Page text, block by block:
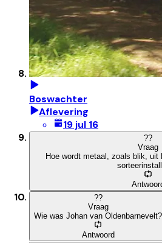
Boswachter
Aflevering
19 jul 16
??
Vraag
Hoe wordt metaal, zoals blik, uit
??
Vraag
Wie was Johan van Oldenbarnevelt?
Antwoord